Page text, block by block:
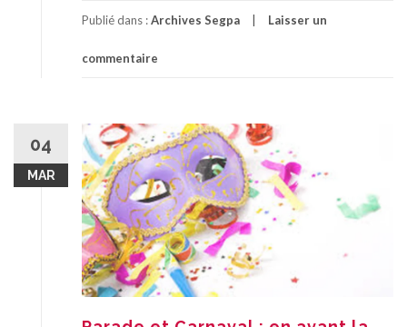
Publié dans :Archives Segpa Laisser un
commentaire
04
MAR